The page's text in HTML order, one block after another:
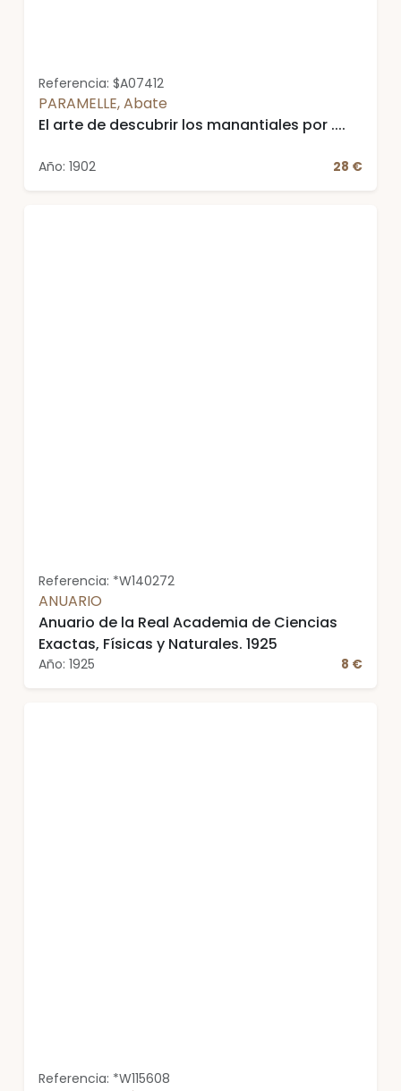
Referencia: $A07412
PARAMELLE, Abate
El arte de descubrir los manantiales por ....
Año: 1902 28 €
Referencia: *W140272
ANUARIO
Anuario de la Real Academia de Ciencias
Exactas, Físicas y Naturales. 1925
Año: 1925 8 €
Referencia: *W115608